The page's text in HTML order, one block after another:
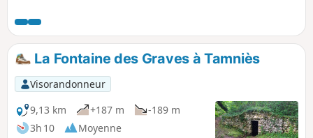
La Fontaine des Graves à Tamniès
Visorandonneur
9,13 km
+187 m
-189 m
3h 10
Moyenne